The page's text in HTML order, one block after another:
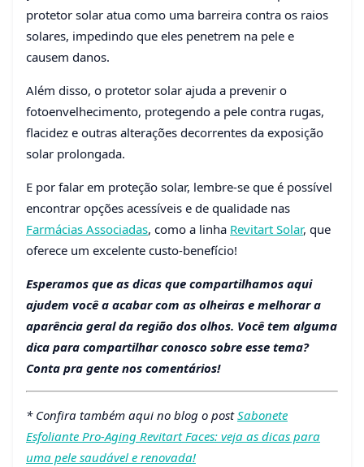
protetor solar atua como uma barreira contra os raios
solares, impedindo que eles penetrem na pele e
causem danos.
Além disso, o protetor solar ajuda a prevenir o
fotoenvelhecimento, protegendo a pele contra rugas,
flacidez e outras alterações decorrentes da exposição
solar prolongada.
E por falar em proteção solar, lembre-se que é possível
encontrar opções acessíveis e de qualidade nas
Farmácias Associadas, como a linha Revitart Solar, que
oferece um excelente custo-benefício!
Esperamos que as dicas que compartilhamos aqui
ajudem você a acabar com as olheiras e melhorar a
aparência geral da região dos olhos. Você tem alguma
dica para compartilhar conosco sobre esse tema?
Conta pra gente nos comentários!
* Confira também aqui no blog o postSabonete
Esfoliante Pro-Aging Revitart Faces: veja as dicas para
uma pele saudável e renovada!